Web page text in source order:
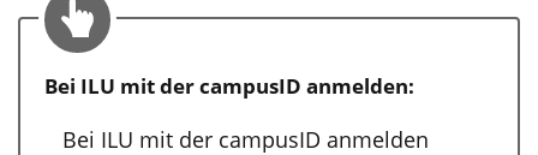
Bei ILU mit der campusID anmelden:
Bei ILU mit der campusID anmelden